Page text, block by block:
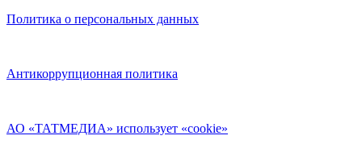
Политика о персональных данных
Антикоррупционная политика
АО «ТАТМЕДИА» использует «cookie»